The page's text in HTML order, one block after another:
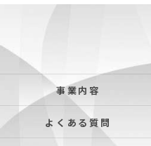
事業内容
よくある質問